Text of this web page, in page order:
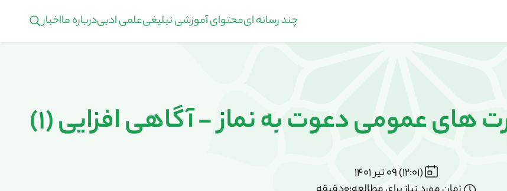
چند رسانه ایمحتوای آموزشی تبلیغیعلمی ادبیدرباره مااخبار
های عمومی دعوت به نماز - آگاهی افزایی (1)
(12:01) 09 تیر 1401